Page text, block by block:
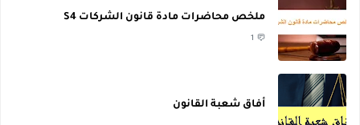
ملخص محاضرات مادة قانون الشركات S4
1
أفاق شعبة القانون